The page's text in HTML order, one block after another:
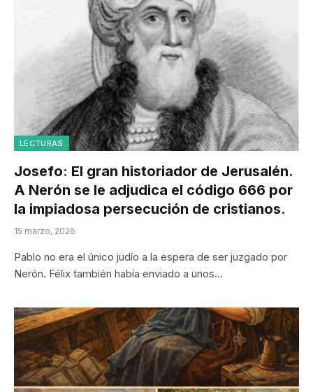
LECTURAS
Josefo: El gran historiador de Jerusalén.
A Nerón se le adjudica el código 666 por
la impiadosa persecución de cristianos.
15 marzo, 2026
Pablo no era el único judío a la espera de ser juzgado por
Nerón. Félix también había enviado a unos…